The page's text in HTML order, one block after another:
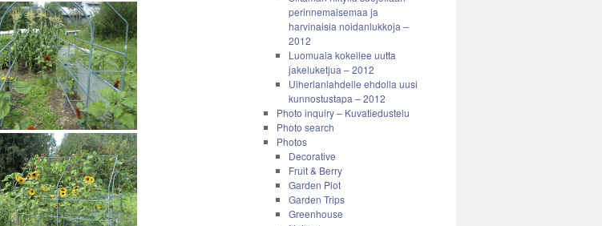
perinnemaisemaa ja
harvinaisia noidanlukkoja –
2012
Luomuala kokeilee uutta
jakeluketjua – 2012
Uiherlanlahdelle ehdolla uusi
kunnostustapa – 2012
Photo inquiry – Kuvatiedustelu
Photo search
Photos
Decorative
Fruit & Berry
Garden Plot
Garden Trips
Greenhouse